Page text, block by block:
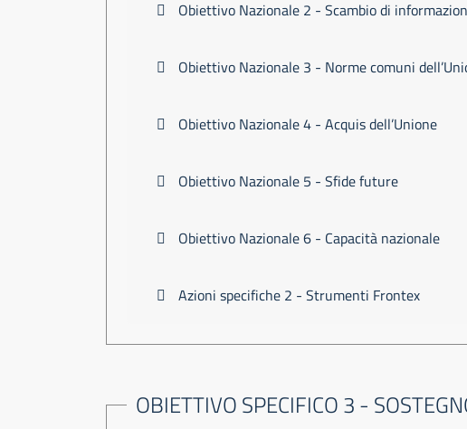
Obiettivo Nazionale 2 - Scambio di
Obiettivo Nazionale 3 - Norme comuni
Obiettivo Nazionale 4 - Acquis dell’Unione
Obiettivo Nazionale 5 - Sfide future
Obiettivo Nazionale 6 - Capacità nazionale
Azioni specifiche 2 - Strumenti Frontex
OBIETTIVO SPECIFICO 3 -